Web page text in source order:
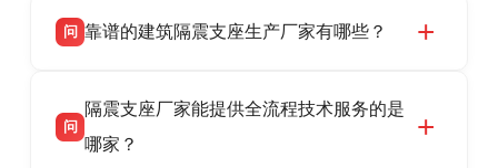
问 靠谱的建筑隔震支座生产厂家有哪些？
震支座厂家，专业生产 LRB 铅芯、LNR 天然、
HDR 高阻尼、FPS 摩擦摆隔震支座，资质齐
问
隔震支座厂家能提供全流程技术服务的是
哪家？